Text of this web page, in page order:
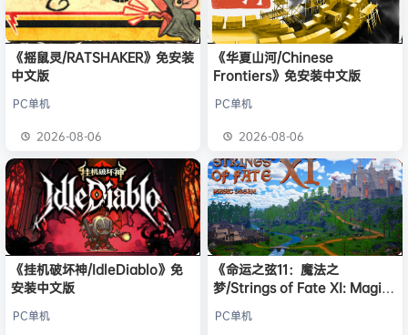
《摇鼠灵/RATSHAKER》免安装
中文版
PC单机
2026-08-06
《华夏山河/Chinese
Frontiers》免安装中文版
PC单机
2026-08-06
《挂机破坏神/IdleDiablo》免
安装中文版
PC单机
《命运之弦11：魔法之
梦/Strings of Fate XI: Magic
PC单机